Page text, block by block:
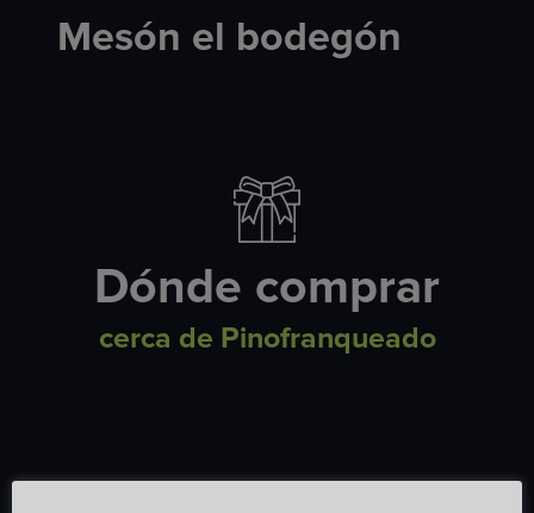
Mesón el bodegón
Dónde comprar
cerca de Pinofranqueado